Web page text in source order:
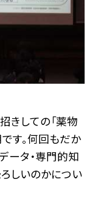
きしての「薬物
す。何回もだか
ータ・専門的知
しいのかについ